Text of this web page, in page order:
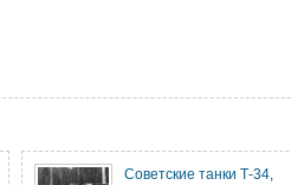
Советские танки Т-34,